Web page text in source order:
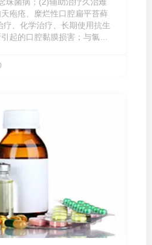
疱疮、糜烂性口腔扁平苔藓
疗、化学治疗、长期使用抗生
起的口腔黏膜损害；与氯己